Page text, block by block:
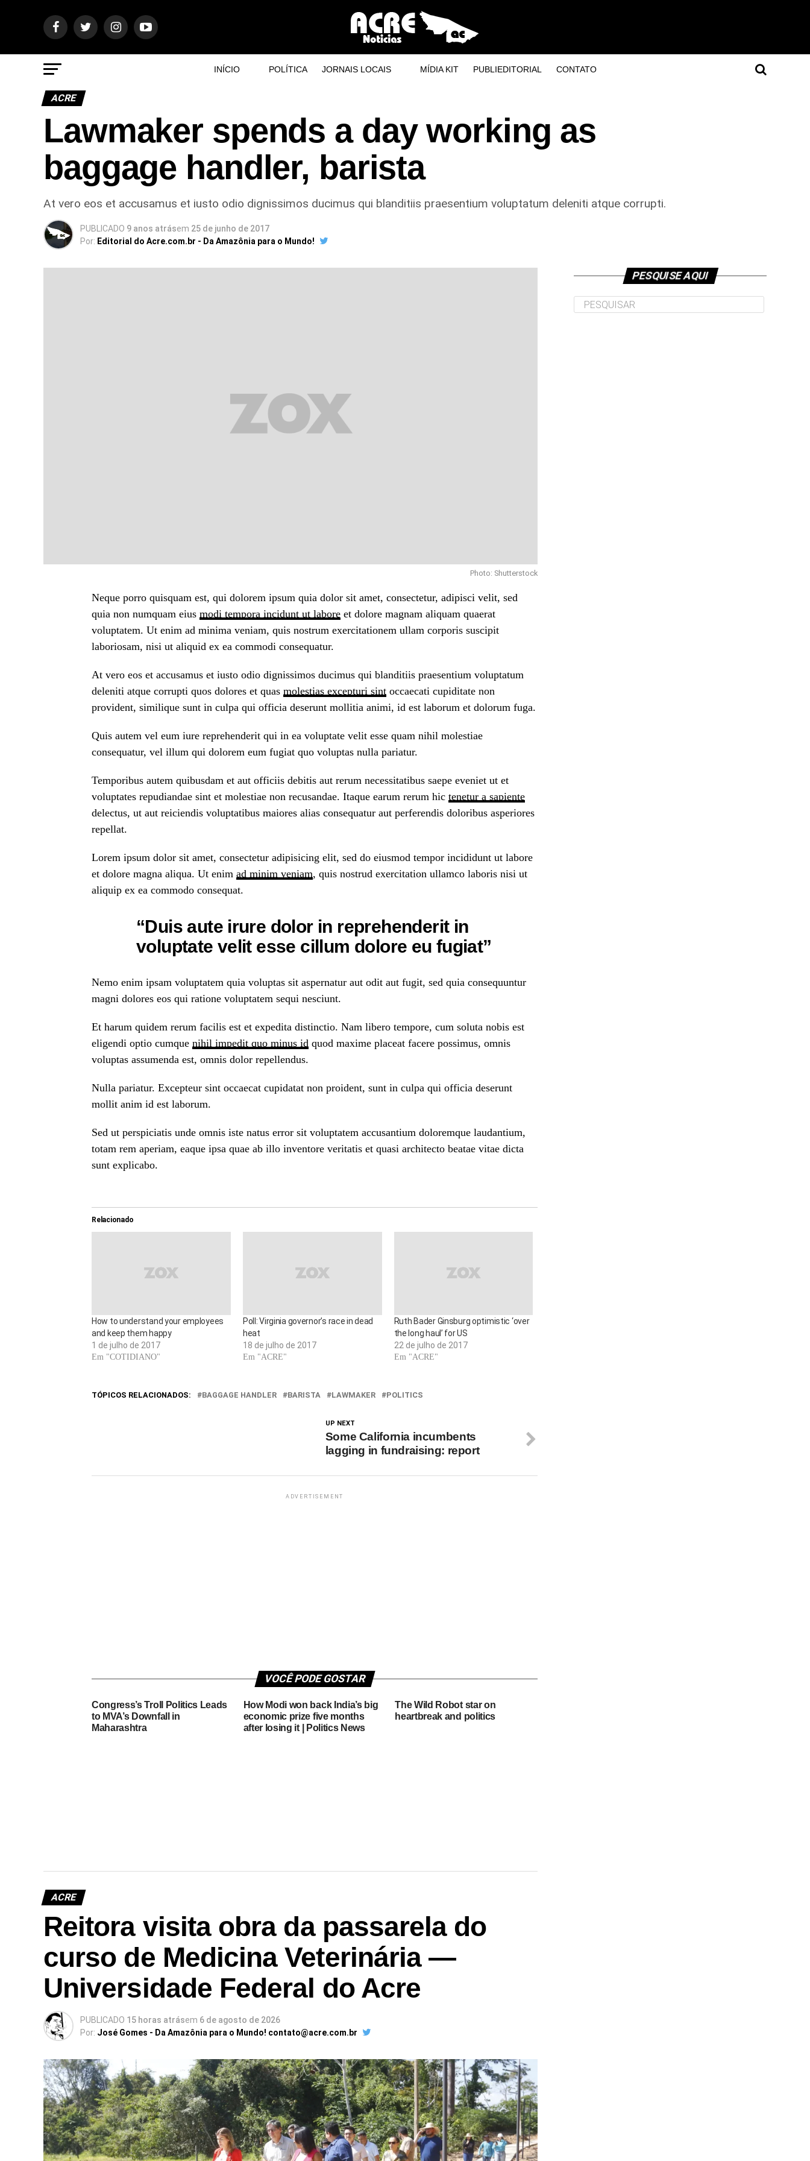
INÍCIO POLÍTICA JORNAIS LOCAIS MÍDIA KIT PUBLIEDITORIAL CONTATO
ACRE
Lawmaker spends a day working as
baggage handler, barista
At vero eos et accusamus et iusto odio dignissimos ducimus qui blanditiis praesentium voluptatum deleniti atque corrupti.
PUBLICADO 9 anos atrásem 25 de junho de 2017
Por: Editorial do Acre.com.br - Da Amazônia para o Mundo!
Photo: Shutterstock
Neque porro quisquam est, qui dolorem ipsum quia dolor sit amet, consectetur, adipisci velit, sed
quia non numquam eius modi tempora incidunt ut labore et dolore magnam aliquam quaerat
voluptatem. Ut enim ad minima veniam, quis nostrum exercitationem ullam corporis suscipit
laboriosam, nisi ut aliquid ex ea commodi consequatur.
At vero eos et accusamus et iusto odio dignissimos ducimus qui blanditiis praesentium voluptatum
deleniti atque corrupti quos dolores et quas molestias excepturi sint occaecati cupiditate non
provident, similique sunt in culpa qui officia deserunt mollitia animi, id est laborum et dolorum fuga.
Quis autem vel eum iure reprehenderit qui in ea voluptate velit esse quam nihil molestiae
consequatur, vel illum qui dolorem eum fugiat quo voluptas nulla pariatur.
Temporibus autem quibusdam et aut officiis debitis aut rerum necessitatibus saepe eveniet ut et
voluptates repudiandae sint et molestiae non recusandae. Itaque earum rerum hic tenetur a sapiente
delectus, ut aut reiciendis voluptatibus maiores alias consequatur aut perferendis doloribus asperiores
repellat.
Lorem ipsum dolor sit amet, consectetur adipisicing elit, sed do eiusmod tempor incididunt ut labore
et dolore magna aliqua. Ut enim ad minim veniam, quis nostrud exercitation ullamco laboris nisi ut
aliquip ex ea commodo consequat.
“Duis aute irure dolor in reprehenderit in
voluptate velit esse cillum dolore eu fugiat”
Nemo enim ipsam voluptatem quia voluptas sit aspernatur aut odit aut fugit, sed quia consequuntur
magni dolores eos qui ratione voluptatem sequi nesciunt.
Et harum quidem rerum facilis est et expedita distinctio. Nam libero tempore, cum soluta nobis est
eligendi optio cumque nihil impedit quo minus id quod maxime placeat facere possimus, omnis
voluptas assumenda est, omnis dolor repellendus.
Nulla pariatur. Excepteur sint occaecat cupidatat non proident, sunt in culpa qui officia deserunt
mollit anim id est laborum.
Sed ut perspiciatis unde omnis iste natus error sit voluptatem accusantium doloremque laudantium,
totam rem aperiam, eaque ipsa quae ab illo inventore veritatis et quasi architecto beatae vitae dicta
sunt explicabo.
Relacionado
How to understand your employees
and keep them happy
1 de julho de 2017
Em "COTIDIANO"
Poll: Virginia governor’s race in dead
heat
18 de julho de 2017
Em "ACRE"
Ruth Bader Ginsburg optimistic ‘over
the long haul’ for US
22 de julho de 2017
Em "ACRE"
TÓPICOS RELACIONADOS: BAGGAGE HANDLER BARISTA LAWMAKER POLITICS
UP NEXT
Some California incumbents
lagging in fundraising: report
ADVERTISEMENT
VOCÊ PODE GOSTAR
Congress’s Troll Politics Leads
to MVA’s Downfall in
Maharashtra
How Modi won back India’s big
economic prize five months
after losing it | Politics News
The Wild Robot star on
heartbreak and politics
ACRE
Reitora visita obra da passarela do
curso de Medicina Veterinária —
Universidade Federal do Acre
PUBLICADO 15 horas atrásem 6 de agosto de 2026
Por: José Gomes - Da Amazônia para o Mundo! contato@acre.com.br
PESQUISE AQUI